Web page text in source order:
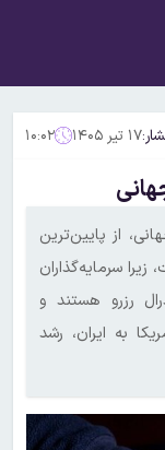
۱۷ تیر ۱۴۰۵ ۱۰:۰۲
از پایین‌ترین
سرمایه‌گذاران
رزرو هستند و
به ایران، رشد